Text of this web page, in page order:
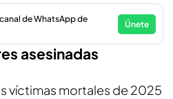
de WhatsApp de
Únete
asesinadas
víctimas mortales de 2025